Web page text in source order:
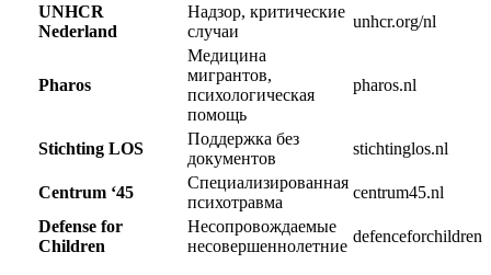
UNHCR
Nederland
Надзор, критические
случаи
unhcr.org/nl
Pharos
Медицина
мигрантов,
психологическая
помощь
pharos.nl
Stichting LOS
Поддержка без
документов
stichtinglos.nl
Centrum ‘45
Специализированная
психотравма
centrum45.nl
Defense for
Children
Несопровождаемые
несовершеннолетние